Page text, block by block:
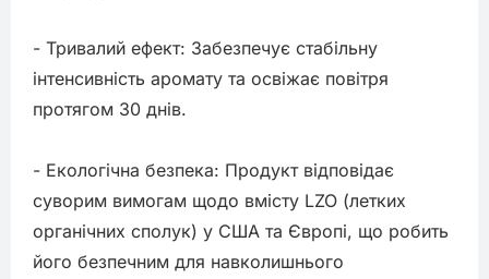
- Тривалий ефект: Забезпечує стабільну
інтенсивність аромату та освіжає повітря
протягом 30 днів.
- Екологічна безпека: Продукт відповідає
суворим вимогам щодо вмісту LZO (летких
органічних сполук) у США та Європі, що робить
його безпечним для навколишнього